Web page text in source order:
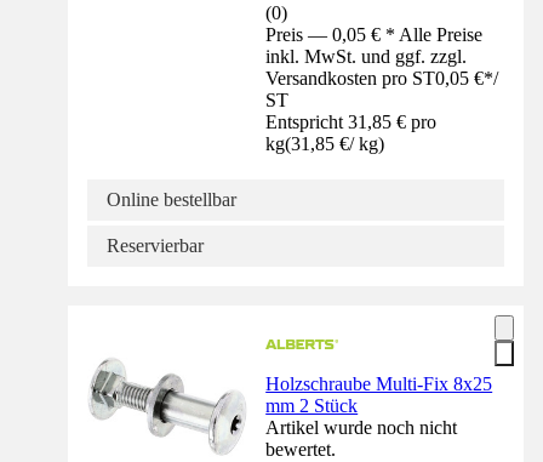
(0)
Preis — 0,05 € * Alle Preise
inkl. MwSt. und ggf. zzgl.
Versandkosten pro ST0,05 €*/
ST
Entspricht 31,85 € pro
kg(31,85 €/ kg)
Online bestellbar
Reservierbar
Holzschraube Multi-Fix 8x25
mm 2 Stück
Artikel wurde noch nicht
bewertet.